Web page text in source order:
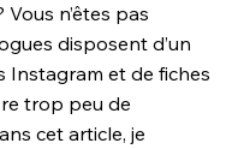
n’êtes pas
disposent d’un
Instagram et de fiches
trop peu de
cet article, je